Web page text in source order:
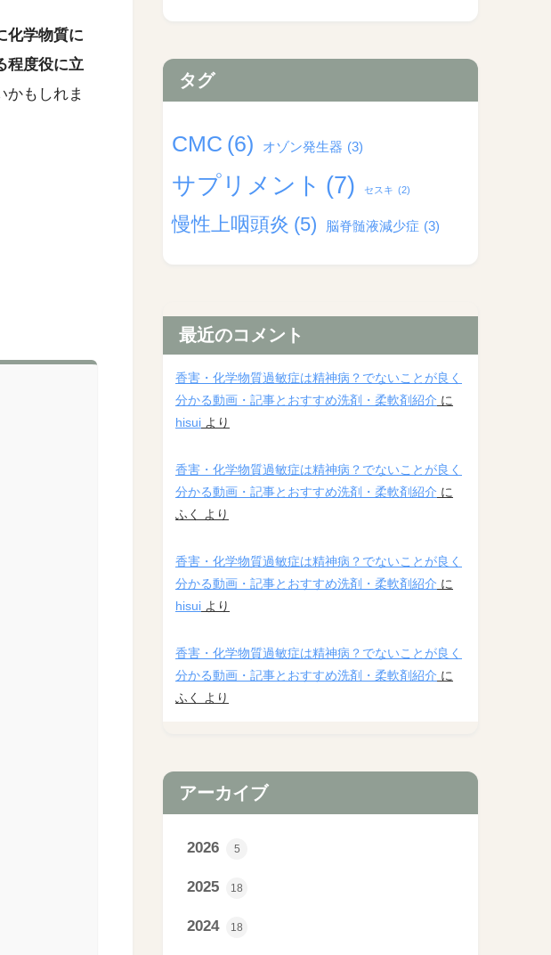
化学物質に
程度役に立
かもしれま
タグ
CMC (6) オゾン発生器 (3)
サプリメント (7) セスキ (2)
慢性上咽頭炎 (5) 脳脊髄液減少症 (3)
最近のコメント
香害・化学物質過敏症は精神病？でないことが良く
分かる動画・記事とおすすめ洗剤・柔軟剤紹介 に
hisui より
香害・化学物質過敏症は精神病？でないことが良く
分かる動画・記事とおすすめ洗剤・柔軟剤紹介 に
ふく
より
香害・化学物質過敏症は精神病？でないことが良く
分かる動画・記事とおすすめ洗剤・柔軟剤紹介 に
hisui より
香害・化学物質過敏症は精神病？でないことが良く
分かる動画・記事とおすすめ洗剤・柔軟剤紹介 に
ふく
より
アーカイブ
2026 5
2025 18
2024 18